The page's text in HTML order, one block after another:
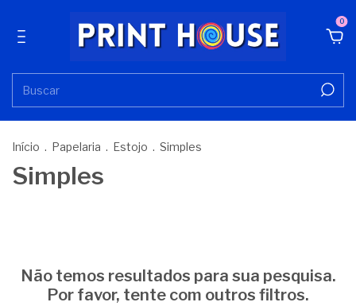
0
Início . Papelaria . Estojo . Simples
Simples
Não temos resultados para sua pesquisa.
Por favor, tente com outros filtros.